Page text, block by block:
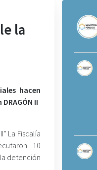
la
hacen
II
La Fiscalía
10
detención